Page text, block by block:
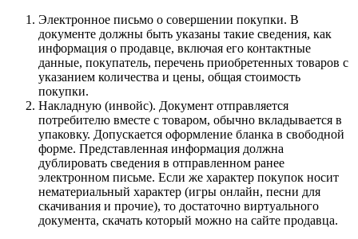
Электронное письмо о совершении покупки. В
документе должны быть указаны такие сведения, как
информация о продавце, включая его контактные
данные, покупатель, перечень приобретенных товаров с
указанием количества и цены, общая стоимость
покупки.
Накладную (инвойс). Документ отправляется
потребителю вместе с товаром, обычно вкладывается в
упаковку. Допускается оформление бланка в свободной
форме. Представленная информация должна
дублировать сведения в отправленном ранее
электронном письме. Если же характер покупок носит
нематериальный характер (игры онлайн, песни для
скачивания и прочие), то достаточно виртуального
документа, скачать который можно на сайте продавца.